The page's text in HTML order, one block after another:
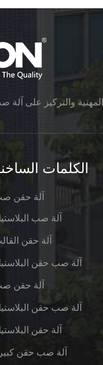
والتركيز على آلة
الكلمات
آلة حقن
آلة صب
آلة حقن
آلة صب حقن
آلة حقن
آلة صب حقن
آلة حقن
آلة صب حقن